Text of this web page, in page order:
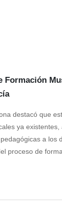
Formación
destacó que
ya existentes,
a los
proceso de